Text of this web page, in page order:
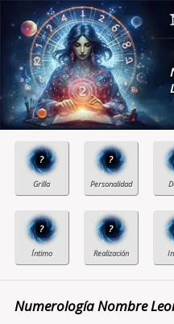
? ?
? ?
Numerología Nombre